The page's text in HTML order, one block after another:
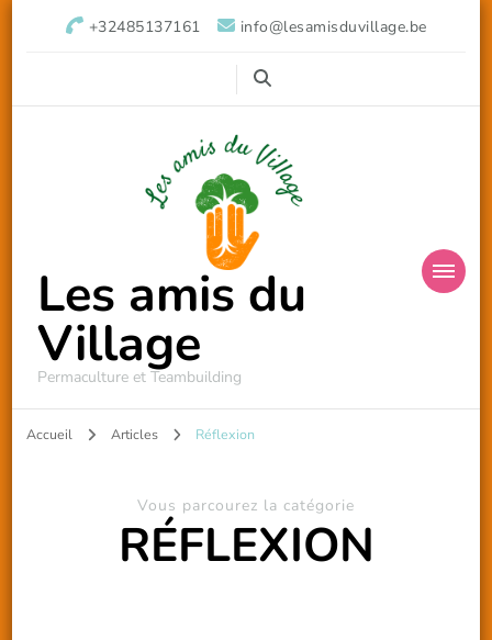
+32485137161 info@lesamisduvillage.be
Les amis du
Village
Permaculture et Teambuilding
Accueil Articles Réflexion
Vous parcourez la catégorie
RÉFLEXION